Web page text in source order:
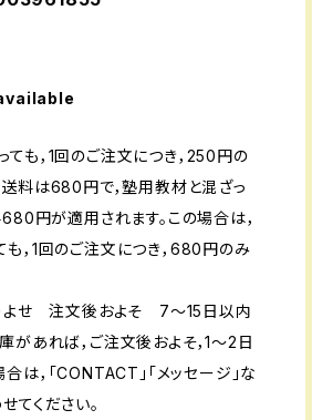
も，1回のご注文につき，250円の
料は680円で，塾用教材と混ざっ
円が適用されます。この場合は，
，1回のご注文につき，680円のみ
りよせ 注文後およそ 7〜15日以内
があれば，ご注文後およそ，1〜2日
は，「CONTACT」「メッセージ」な
てください。